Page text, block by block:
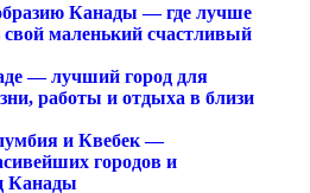
Канады — где лучше
свой маленький счастливый
— лучший город для
работы и отдыха в близи
и Квебек —
городов и
Канады